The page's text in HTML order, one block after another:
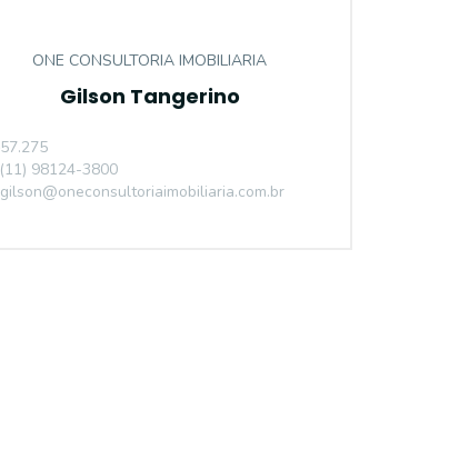
ONE CONSULTORIA IMOBILIARIA
Gilson Tangerino
57.275
(11) 98124-3800
gilson@oneconsultoriaimobiliaria.com.br